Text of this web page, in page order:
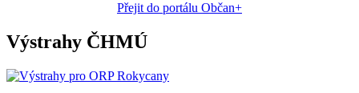
Přejit do portálu Občan+
Výstrahy ČHMÚ